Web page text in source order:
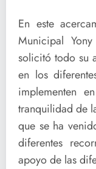
En este
Municipal
solicitó todo su
en los
implementen
tranquilidad de
que se ha
diferentes
apoyo de las